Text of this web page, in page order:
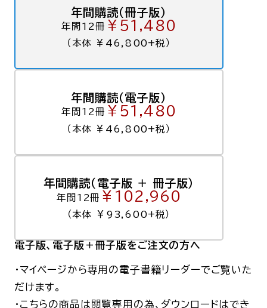
年間購読（冊子版）
年間12冊 ￥51,480
（本体 ￥46,800+税）
年間購読（電子版）
年間12冊 ￥51,480
（本体 ￥46,800+税）
年間購読（電子版 ＋ 冊子版）
年間12冊 ￥102,960
（本体 ￥93,600+税）
電子版、電子版＋冊子版をご注文の方へ
・マイページから専用の電子書籍リーダーでご覧いた
だけます。
・こちらの商品は閲覧専用の為、ダウンロードはでき